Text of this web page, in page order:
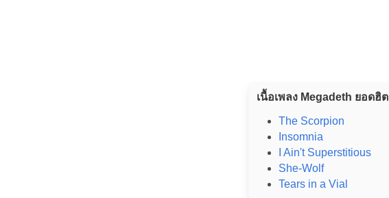
เนื้อเพลง Megadeth ยอดฮิต
The Scorpion
Insomnia
I Ain't Superstitious
She-Wolf
Tears in a Vial